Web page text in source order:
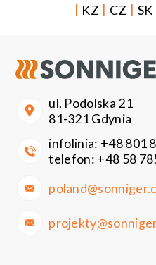
| KZ | CZ | SK
ul. Podolska 21
81-321 Gdynia
infolinia: +48 801
telefon: +48 58